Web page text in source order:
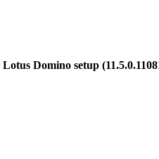
Domino setup